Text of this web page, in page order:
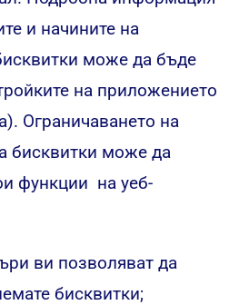
и начините на
може да бъде
на приложението
Ограничаването на
бисквитки може да
функции на уеб-
ви позволяват да
бисквитки;